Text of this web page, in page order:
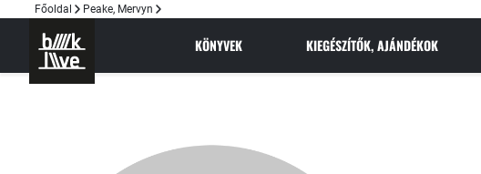
Főoldal Peake, Mervyn
KÖNYVEK KIEGÉSZÍTŐK, AJÁNDÉKOK